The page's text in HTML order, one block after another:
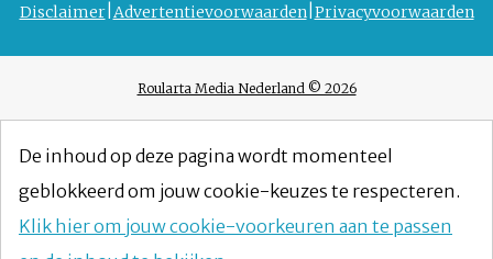
Disclaimer Advertentievoorwaarden Privacyvoorwaarden
Roularta Media Nederland © 2026
De inhoud op deze pagina wordt momenteel
geblokkeerd om jouw cookie-keuzes te respecteren.
Klik hier om jouw cookie-voorkeuren aan te passen